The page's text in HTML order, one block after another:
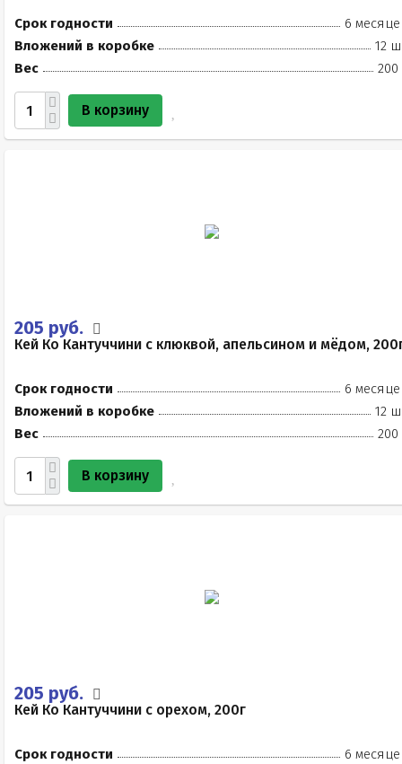
Срок годности
6
Вложений в коробке
12
Вес
200
В корзину
205 руб.
Кей Ко Кантуччини с клюквой, апельсином и мёдом,
Срок годности
6
Вложений в коробке
12
Вес
200
В корзину
205 руб.
Кей Ко Кантуччини с орехом, 200г
Срок годности 6